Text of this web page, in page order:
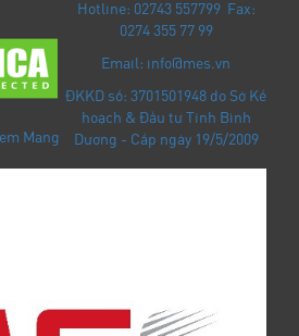
Hotline: 02743 557799 Fax:
0274 355 77 99
Email: info@mes.vn
ĐKKD số: 3701501948 do Sở Kế
hoạch & Đầu tư Tỉnh Bình
Dương - Cấp ngày 19/5/2009